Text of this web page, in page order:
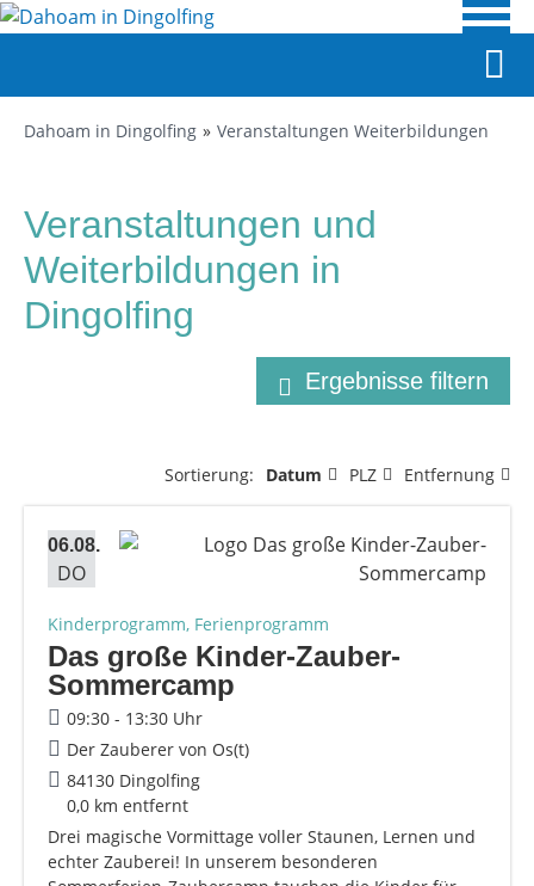
Dahoam in Dingolfing Veranstaltungen Weiterbildungen
Veranstaltungen und
Weiterbildungen in
Dingolfing
Ergebnisse filtern
Sortierung: Datum PLZ Entfernung
06.08.
DO
Kinderprogramm, Ferienprogramm
Das große Kinder-Zauber-
Sommercamp
09:30 - 13:30 Uhr
Der Zauberer von Os(t)
84130 Dingolfing
0,0 km entfernt
Drei magische Vormittage voller Staunen, Lernen und
echter Zauberei! In unserem besonderen